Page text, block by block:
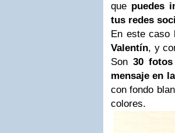
que puedes
tus redes
En este caso
Valentín, y
Son 30
mensaje en
con fondo
colores.